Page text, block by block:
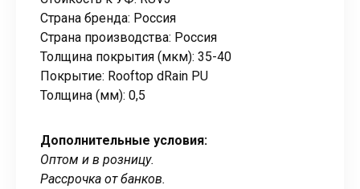
Страна бренда: Россия
Страна производства: Россия
Толщина покрытия (мкм): 35-40
Покрытие: Rooftop dRain PU
Толщина (мм): 0,5
Дополнительные условия:
Оптом и в розницу.
Рассрочка от банков.